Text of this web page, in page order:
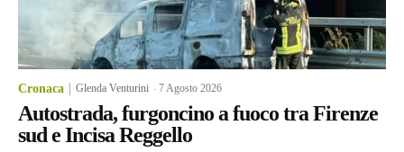
Cronaca Glenda Venturini -7 Agosto 2026
Autostrada, furgoncino a fuoco tra Firenze
sud e Incisa Reggello